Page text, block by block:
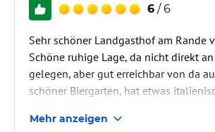
6 / 6
Sehr schöner Landgasthof am Rande
Schöne ruhige Lage, da nicht direkt
gelegen, aber gut erreichbar von da
schöner Biergarten, hat etwas
Temperaturen schön schattig.
Mehr anzeigen